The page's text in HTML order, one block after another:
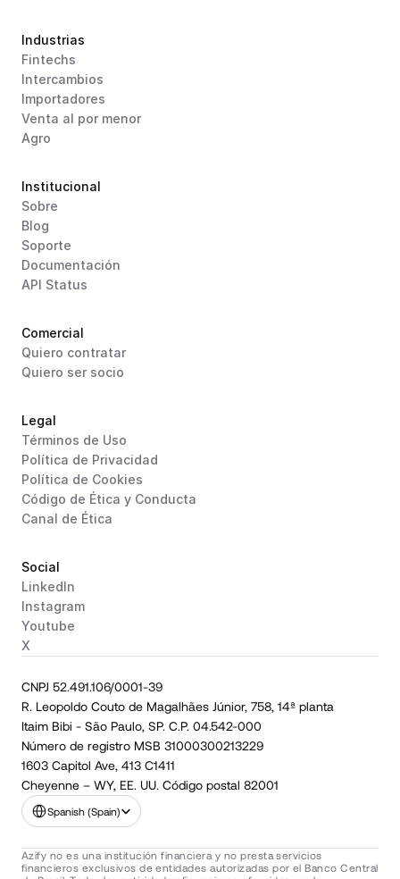
Industrias
Fintechs
Intercambios
Importadores
Venta al por menor
Agro
Institucional
Sobre
Blog
Soporte
Documentación
API Status
Comercial
Quiero contratar
Quiero ser socio
Legal
Términos de Uso
Política de Privacidad
Política de Cookies
Código de Ética y Conducta
Canal de Ética
Social
LinkedIn
Instagram
Youtube
X
CNPJ 52.491.106/0001-39
R. Leopoldo Couto de Magalhães Júnior, 758, 14ª planta
Itaim Bibi - São Paulo, SP. C.P. 04.542-000
Número de registro MSB 31000300213229
1603 Capitol Ave, 413 C1411
Cheyenne – WY, EE. UU. Código postal 82001
Select Language
Spanish (Spain)
Azify no es una institución financiera y no presta servicios
financieros exclusivos de entidades autorizadas por el Banco Central